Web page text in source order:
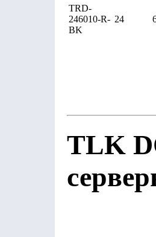
TRD-
246010-R-
BK
24
TLK